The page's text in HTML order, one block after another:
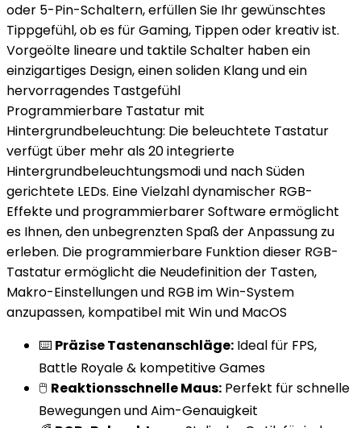
oder 5-Pin-Schaltern, erfüllen Sie Ihr gewünschtes
Tippgefühl, ob es für Gaming, Tippen oder kreativ ist.
Vorgeölte lineare und taktile Schalter haben ein
einzigartiges Design, einen soliden Klang und ein
hervorragendes Tastgefühl
Programmierbare Tastatur mit
Hintergrundbeleuchtung: Die beleuchtete Tastatur
verfügt über mehr als 20 integrierte
Hintergrundbeleuchtungsmodi und nach Süden
gerichtete LEDs. Eine Vielzahl dynamischer RGB-
Effekte und programmierbarer Software ermöglicht
es Ihnen, den unbegrenzten Spaß der Anpassung zu
erleben. Die programmierbare Funktion dieser RGB-
Tastatur ermöglicht die Neudefinition der Tasten,
Makro-Einstellungen und RGB im Win-System
anzupassen, kompatibel mit Win und MacOS
⌨️ Präzise Tastenanschläge: Ideal für FPS,
Battle Royale & kompetitive Games
🖱️ Reaktionsschnelle Maus: Perfekt für schnelle
Bewegungen und Aim-Genauigkeit